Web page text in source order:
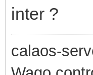
inter ?
calaos-